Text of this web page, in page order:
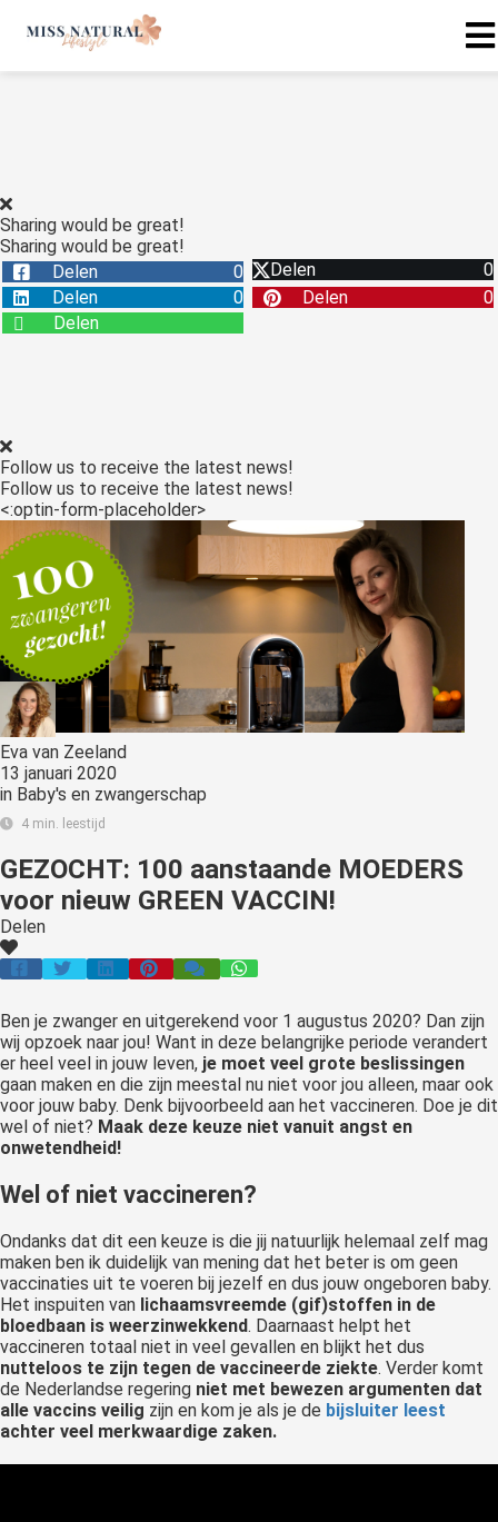
Sharing would be great!
Sharing would be great!
Delen
0 Delen
0
Delen
0 Delen
0
Delen
Follow us to receive the latest news!
Follow us to receive the latest news!
<:optin-form-placeholder>
Eva van Zeeland
13 januari 2020
in Baby's en zwangerschap
4 min. leestijd
GEZOCHT: 100 aanstaande MOEDERS
voor nieuw GREEN VACCIN!
Delen
Ben je zwanger en uitgerekend voor 1 augustus 2020? Dan zijn
wij opzoek naar jou! Want in deze belangrijke periode verandert
er heel veel in jouw leven, je moet veel grote beslissingen
gaan maken en die zijn meestal nu niet voor jou alleen, maar ook
voor jouw baby. Denk bijvoorbeeld aan het vaccineren. Doe je dit
wel of niet? Maak deze keuze niet vanuit angst en
onwetendheid!
Wel of niet vaccineren?
Ondanks dat dit een keuze is die jij natuurlijk helemaal zelf mag
maken ben ik duidelijk van mening dat het beter is om geen
vaccinaties uit te voeren bij jezelf en dus jouw ongeboren baby.
Het inspuiten van lichaamsvreemde (gif)stoffen in de
bloedbaan is weerzinwekkend. Daarnaast helpt het
vaccineren totaal niet in veel gevallen en blijkt het dus
nutteloos te zijn tegen de vaccineerde ziekte. Verder komt
de Nederlandse regering niet met bewezen argumenten dat
alle vaccins veilig zijn en kom je als je de bijsluiter leest
achter veel merkwaardige zaken.